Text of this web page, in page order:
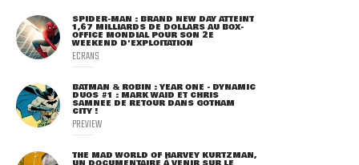
SPIDER-MAN : BRAND NEW DAY ATTEINT
1,67 MILLIARDS DE DOLLARS AU BOX-
OFFICE MONDIAL POUR SON 2E
WEEKEND D'EXPLOITATION
ECRANS
BATMAN & ROBIN : YEAR ONE - DYNAMIC
DUOS #1 : MARK WAID ET CHRIS
SAMNEE DE RETOUR DANS GOTHAM
CITY !
PREVIEW
THE MAD WORLD OF HARVEY KURTZMAN,